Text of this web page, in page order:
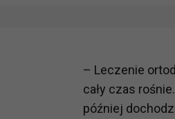
– Leczenie
cały czas
później